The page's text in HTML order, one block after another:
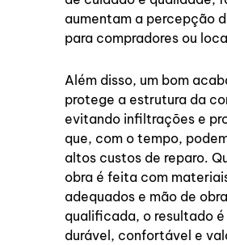
aumentam a percepção
para compradores ou
Além disso, um bom
protege a estrutura da
evitando infiltrações e
que, com o tempo,
altos custos de reparo.
obra é feita com
adequados e mão de obra
qualificada, o resultado
durável, confortável e